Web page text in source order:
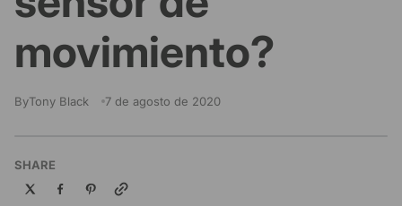
movimiento?
ByTony Black 7 de agosto de 2020
SHARE
Copy link